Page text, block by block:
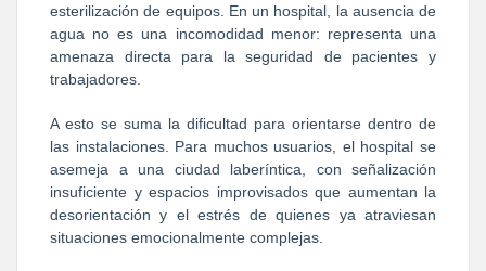
esterilización de equipos. En un hospital, la ausencia de
agua no es una incomodidad menor: representa una
amenaza directa para la seguridad de pacientes y
trabajadores.
A esto se suma la dificultad para orientarse dentro de
las instalaciones. Para muchos usuarios, el hospital se
asemeja a una ciudad laberíntica, con señalización
insuficiente y espacios improvisados que aumentan la
desorientación y el estrés de quienes ya atraviesan
situaciones emocionalmente complejas.